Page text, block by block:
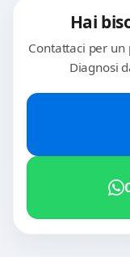
Hai
Contattaci per
Diagnosi